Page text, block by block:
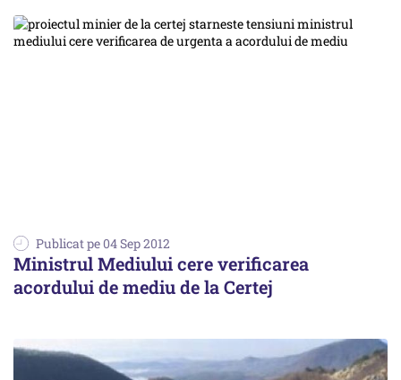
Publicat pe 04 Sep 2012
Ministrul Mediului cere verificarea
acordului de mediu de la Certej